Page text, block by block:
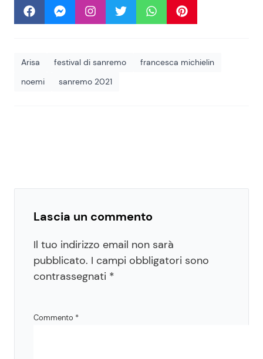
Arisa festival di sanremo
francesca michielin
noemi
sanremo 2021
Lascia un commento
Il tuo indirizzo email non sarà
pubblicato. I campi obbligatori sono
contrassegnati *
Commento *